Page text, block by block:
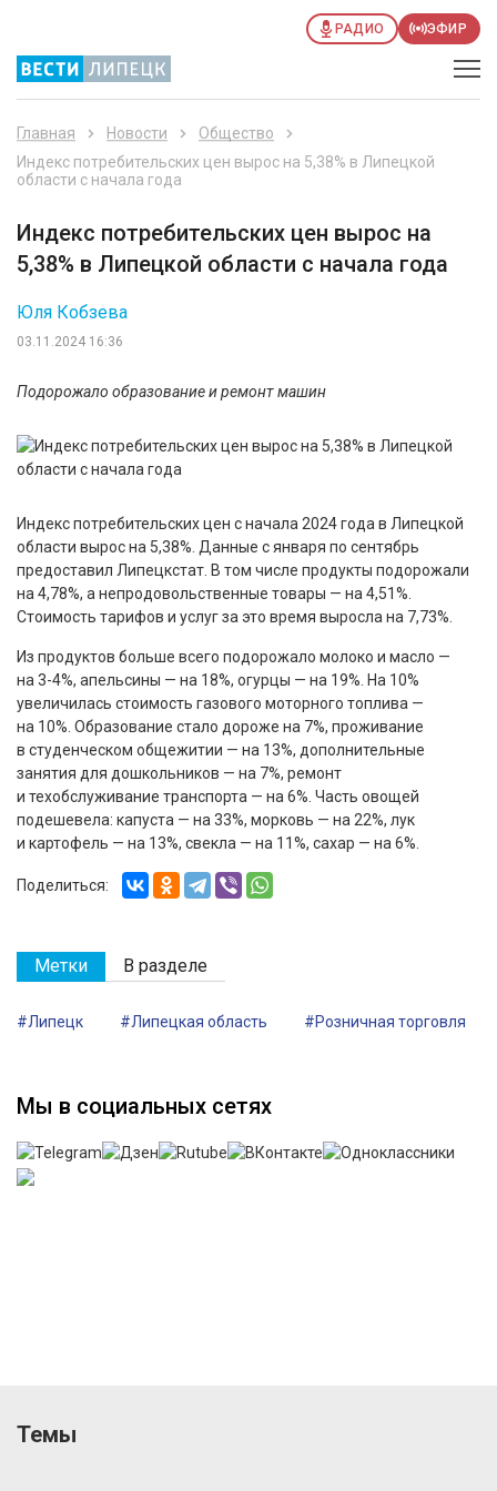
РАДИО ЭФИР
Главная Новости
Общество
Индекс потребительских цен вырос на 5,38% в Липецкой
области с начала года
Индекс потребительских цен вырос на
5,38% в Липецкой области с начала года
03.11.2024 16:36
Юля Кобзева
Подорожало образование и ремонт машин
Индекс потребительских цен с начала 2024 года в Липецкой
области вырос на 5,38%. Данные с января по сентябрь
предоставил Липецкстат. В том числе продукты подорожали
на 4,78%, а непродовольственные товары — на 4,51%.
Стоимость тарифов и услуг за это время выросла на 7,73%.
Из продуктов больше всего подорожало молоко и масло —
на 3-4%, апельсины — на 18%, огурцы — на 19%. На 10%
увеличилась стоимость газового моторного топлива —
на 10%. Образование стало дороже на 7%, проживание
в студенческом общежитии — на 13%, дополнительные
занятия для дошкольников — на 7%, ремонт
и техобслуживание транспорта — на 6%. Часть овощей
подешевела: капуста — на 33%, морковь — на 22%, лук
и картофель — на 13%, свекла — на 11%, сахар — на 6%.
Поделиться:
Метки В разделе
#Липецк #Липецкая область #Розничная торговля
Мы в социальных сетях
Темы